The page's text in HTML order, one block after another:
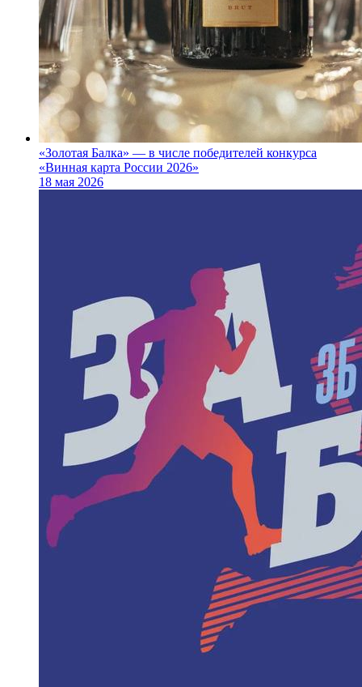
«Золотая Балка» — в числе победителей конкурса
«Винная карта России 2026»
18 мая 2026